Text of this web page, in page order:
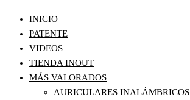
INICIO
PATENTE
VIDEOS
TIENDA INOUT
MÁS VALORADOS
AURICULARES INALÁMBRICOS